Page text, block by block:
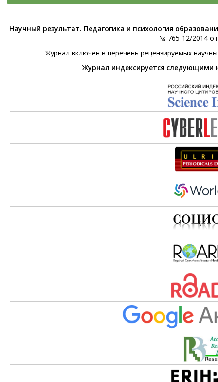
Научный результат. Педагогика и психология
№ 765-12/2014
Журнал включен в перечень рецензируемых
Журнал индексируется